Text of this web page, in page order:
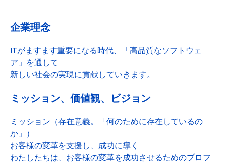
企業理念
ITがますます重要になる時代、「高品質なソフトウェ
ア」を通して
新しい社会の実現に貢献していきます。
ミッション、価値観、ビジョン
ミッション（存在意義。「何のために存在しているの
か」）
お客様の変革を支援し、成功に導く
わたしたちは、お客様の変革を成功させるためのプロフ